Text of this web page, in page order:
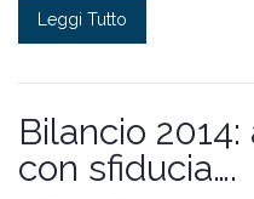
Leggi Tutto
Bilancio
con sfiducia….